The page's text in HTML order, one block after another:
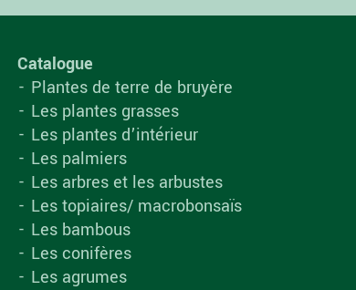
Catalogue
Plantes de terre de bruyère
Les plantes grasses
Les plantes d’intérieur
Les palmiers
Les arbres et les arbustes
Les topiaires/ macrobonsaïs
Les bambous
Les conifères
Les agrumes